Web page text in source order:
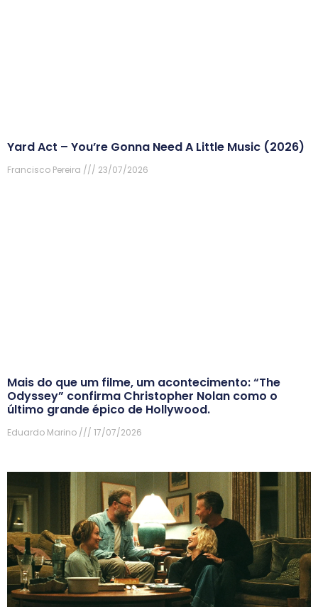
Yard Act – You’re Gonna Need A Little Music (2026)
Francisco Pereira 23/07/2026
Mais do que um filme, um acontecimento: “The
Odyssey” confirma Christopher Nolan como o
último grande épico de Hollywood.
Eduardo Marino 17/07/2026